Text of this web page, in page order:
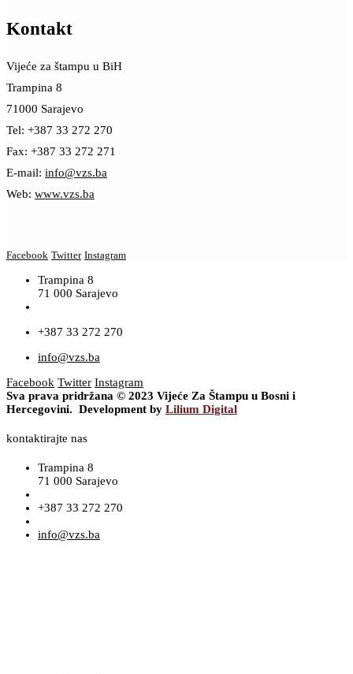
Kontakt
Vijeće za štampu u BiH
Trampina 8
71000 Sarajevo
Tel: +387 33 272 270
Fax: +387 33 272 271
E-mail: info@vzs.ba
Web: www.vzs.ba
Facebook Twitter Instagram
Trampina 8
71 000 Sarajevo
+387 33 272 270
info@vzs.ba
Facebook Twitter Instagram
Sva prava pridržana © 2023 Vijeće Za Štampu u Bosni i
Hercegovini. Development by Lilium Digital
kontaktirajte nas
Trampina 8
71 000 Sarajevo
+387 33 272 270
info@vzs.ba